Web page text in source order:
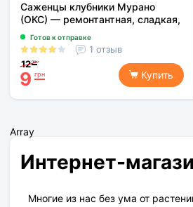
Саженцы клубники Мурано
(ОКС) — ремонтантная, сладкая,
устойчивая к болезням
Готов к отправке
1 отзыв
12 грн
9 грн Купить
Array
Интернет-
Многие из нас без ума от